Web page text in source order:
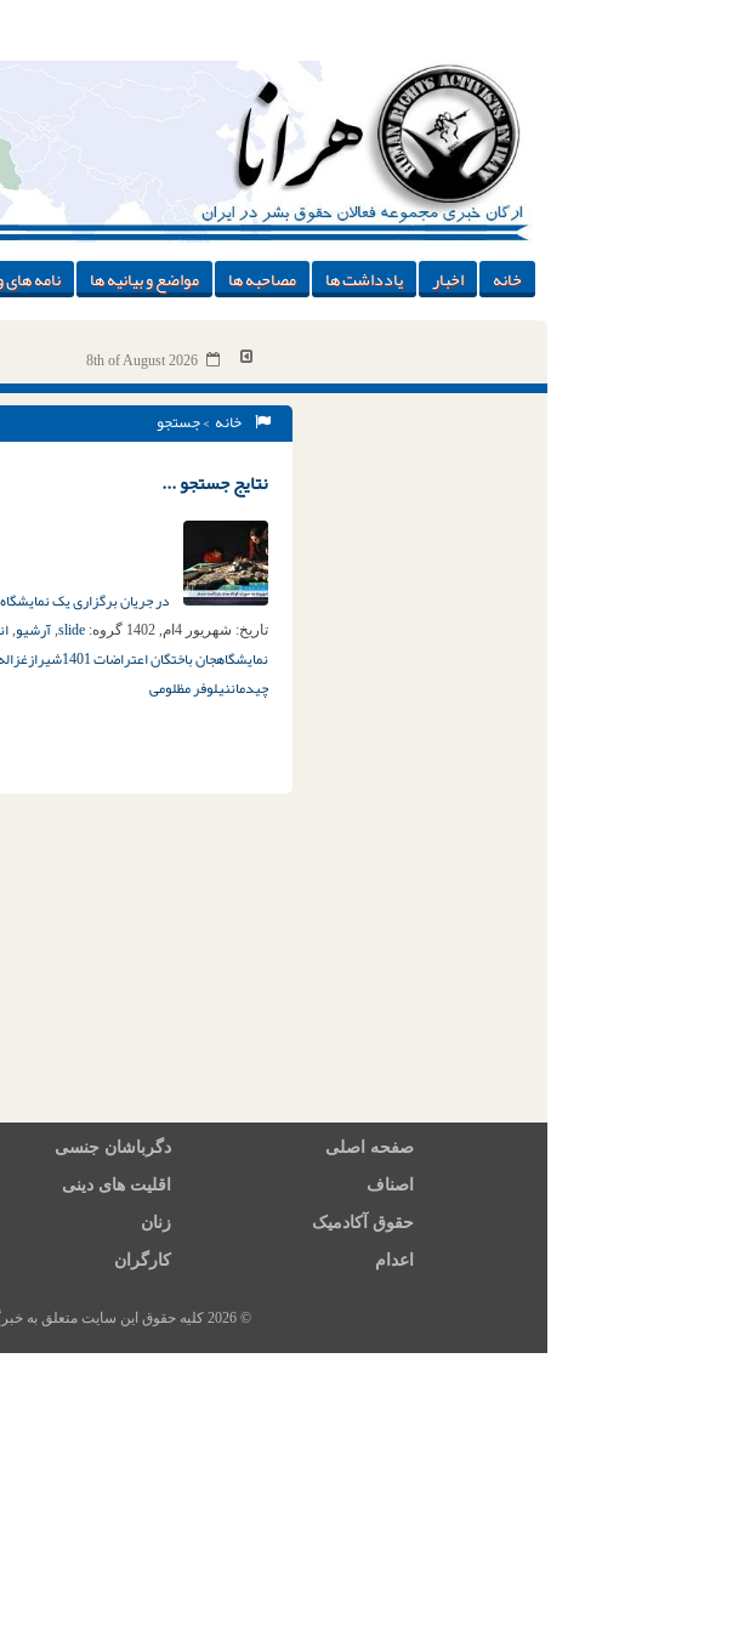
خانه اخبار یادداشت ها مصاحبه ها مواضع و بیانیه ها نامه های
8th of August 2026
خانه > جستجو
نتایج جستجو ...
در جریان برگزاری یک
تاریخ: شهریور 4ام, 1402 گروه: slide
, آرشیو,
نمایشگاهجان باختگان اعتراضات 1401 شیراز
چیدماننیلوفر مظلومی
صفحه اصلی دگرباشان جنسی
اصناف اقلیت های دینی
حقوق آکادمیک زنان
اعدام کارگران
© 2026 کلیه حقوق این سایت متعلق به خبرگزاری هرانا، ارگان خبری مجموعه فعالان حقوق بشر در ایران است